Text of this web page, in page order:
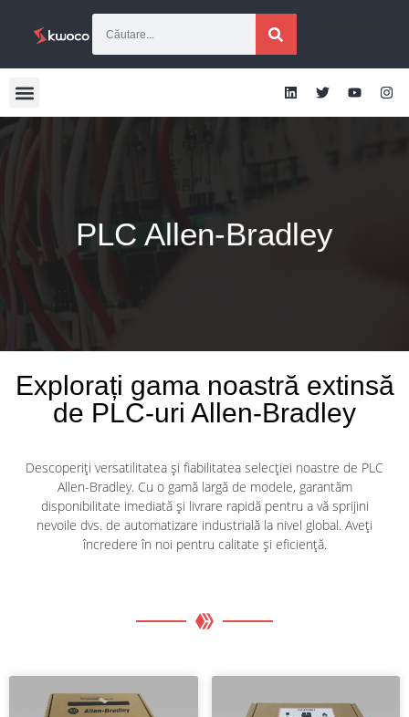
PLC Allen-Bradley
Explorați gama noastră extinsă
de PLC-uri Allen-Bradley
Descoperiți versatilitatea și fiabilitatea selecției noastre de PLC
Allen-Bradley. Cu o gamă largă de modele, garantăm
disponibilitate imediată și livrare rapidă pentru a vă sprijini
nevoile dvs. de automatizare industrială la nivel global. Aveți
încredere în noi pentru calitate și eficiență.